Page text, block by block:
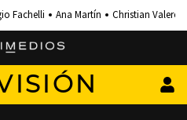
Fachelli Ana Martín Christian Valero